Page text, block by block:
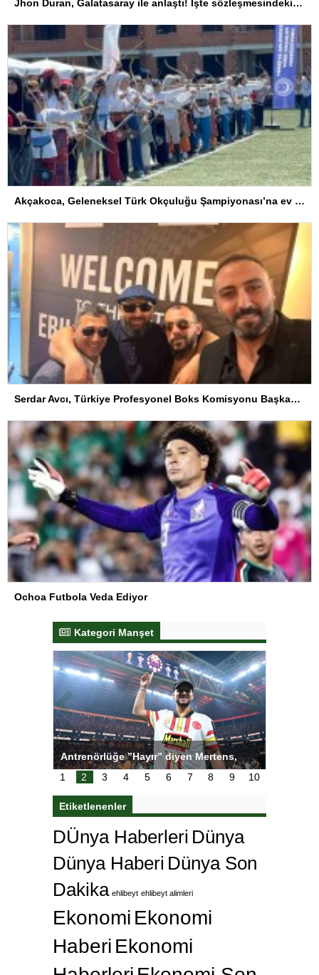
Jhon Duran, Galatasaray ile anlaştı! İşte sözleşmesindeki özel madde
Akçakoca, Geleneksel Türk Okçuluğu Şampiyonası’na ev sahipliği yapıyor
Serdar Avcı, Türkiye Profesyonel Boks Komisyonu Başkanı Seçildi
Ochoa Futbola Veda Ediyor
Kategori Manşet
Antrenörlüğe ”Hayır” diyen Mertens,
Galatasaray’dan bakın ne istedi
1
2 3 4 5 6 7 8 9 10
Etiketlenenler
DÜnya Haberleri Dünya
Dünya Haberi Dünya Son
Dakika ehlibeyt ehlibeyt alimleri
Ekonomi Ekonomi
Haberi Ekonomi